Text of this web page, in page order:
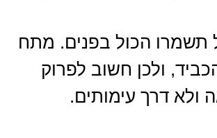
תשמרו הכול בפנים. מתח
ולכן חשוב לפרוק
ולא דרך עימותים.